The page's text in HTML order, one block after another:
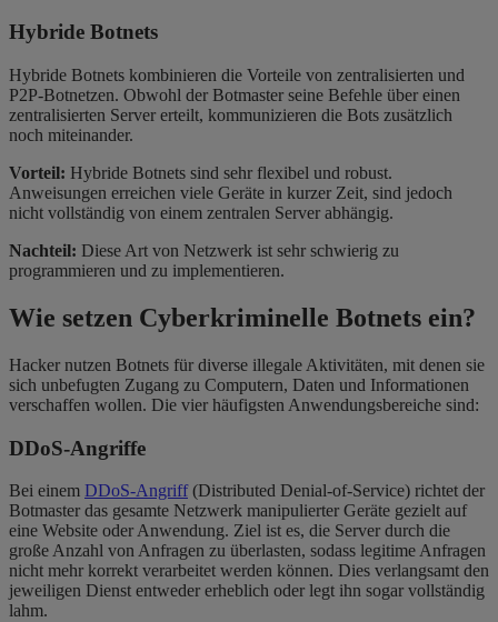
Hybride Botnets
Hybride Botnets kombinieren die Vorteile von zentralisierten und
P2P-Botnetzen. Obwohl der Botmaster seine Befehle über einen
zentralisierten Server erteilt, kommunizieren die Bots zusätzlich
noch miteinander.
Vorteil: Hybride Botnets sind sehr flexibel und robust.
Anweisungen erreichen viele Geräte in kurzer Zeit, sind jedoch
nicht vollständig von einem zentralen Server abhängig.
Nachteil: Diese Art von Netzwerk ist sehr schwierig zu
programmieren und zu implementieren.
Wie setzen Cyberkriminelle Botnets ein?
Hacker nutzen Botnets für diverse illegale Aktivitäten, mit denen sie
sich unbefugten Zugang zu Computern, Daten und Informationen
verschaffen wollen. Die vier häufigsten Anwendungsbereiche sind:
DDoS-Angriffe
Bei einem DDoS-Angriff(Distributed Denial-of-Service) richtet der
Botmaster das gesamte Netzwerk manipulierter Geräte gezielt auf
eine Website oder Anwendung. Ziel ist es, die Server durch die
große Anzahl von Anfragen zu überlasten, sodass legitime Anfragen
nicht mehr korrekt verarbeitet werden können. Dies verlangsamt den
jeweiligen Dienst entweder erheblich oder legt ihn sogar vollständig
lahm.